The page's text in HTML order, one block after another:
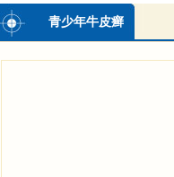
青少年牛皮癣